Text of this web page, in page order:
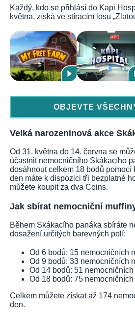
Každý, kdo se přihlásí do Kapi
května, získá ve stíracím losu
OBJEVTE
Velká narozeninová akce
Od 31. května do 14. června se
účastnit nemocničního Skákacího
dosáhnout celkem 18 bodů pomocí
den máte k dispozici tři bezplatné
můžete koupit za dva Coins.
Jak sbírat nemocniční
Během Skákacího panáka sbíráte
dosažení určitých barevných polí:
Od 6 bodů: 15 nemocničních
Od 9 bodů: 33 nemocničních
Od 14 bodů: 51 nemocničních
Od 18 bodů: 75 nemocničních
Celkem můžete získat až 174
den.